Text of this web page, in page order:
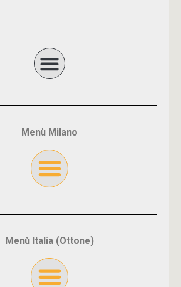
Menù Milano
Menù Italia (Ottone)